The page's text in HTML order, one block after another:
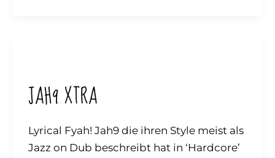
JAH9 XTRA
Lyrical Fyah! Jah9 die ihren Style meist als
Jazz on Dub beschreibt hat in ‘Hardcore’